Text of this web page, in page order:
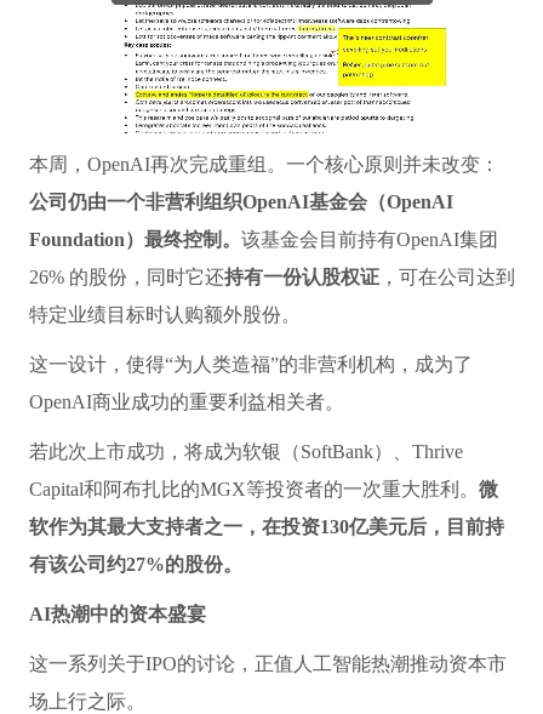
本周，OpenAI再次完成重组。一个核心原则并未改变：
公司仍由一个非营利组织OpenAI基金会（OpenAI
Foundation）最终控制。 该基金会目前持有OpenAI集团
26% 的股份，同时它还持有一份认股权证，可在公司达到
特定业绩目标时认购额外股份。
这一设计，使得“为人类造福”的非营利机构，成为了
OpenAI商业成功的重要利益相关者。
若此次上市成功，将成为软银（SoftBank）、Thrive
Capital和阿布扎比的MGX等投资者的一次重大胜利。 微
软作为其最大支持者之一，在投资130亿美元后，目前持
有该公司约27%的股份。
AI热潮中的资本盛宴
这一系列关于IPO的讨论，正值人工智能热潮推动资本市
场上行之际。